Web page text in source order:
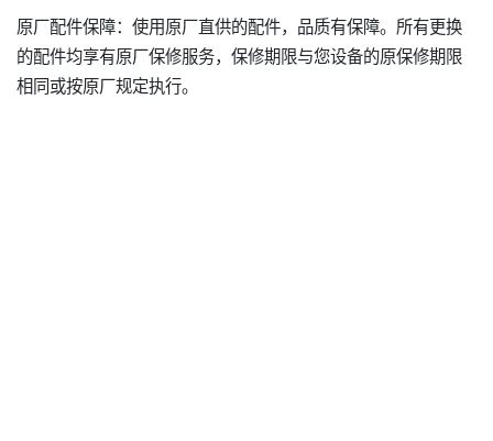
原厂配件保障：使用原厂直供的配件，品质有保障。所有更换
的配件均享有原厂保修服务，保修期限与您设备的原保修期限
相同或按原厂规定执行。